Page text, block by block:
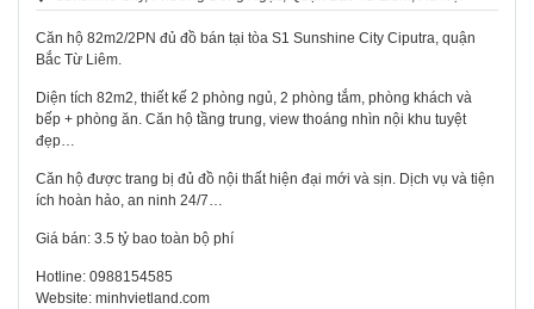
Căn hộ 82m2/2PN đủ đồ bán tại tòa S1 Sunshine City Ciputra, quận
Bắc Từ Liêm.
Diện tích 82m2, thiết kế 2 phòng ngủ, 2 phòng tắm, phòng khách và
bếp + phòng ăn. Căn hộ tầng trung, view thoáng nhìn nội khu tuyệt
đẹp…
Căn hộ được trang bị đủ đồ nội thất hiện đại mới và sịn. Dịch vụ và tiện
ích hoàn hảo, an ninh 24/7…
Giá bán: 3.5 tỷ bao toàn bộ phí
Hotline: 0988154585
Website: minhvietland.com